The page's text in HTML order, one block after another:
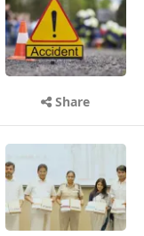
Share